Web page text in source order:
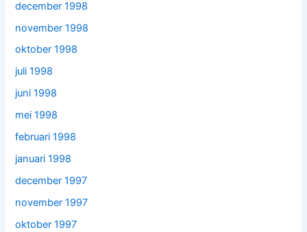
december 1998
november 1998
oktober 1998
juli 1998
juni 1998
mei 1998
februari 1998
januari 1998
december 1997
november 1997
oktober 1997